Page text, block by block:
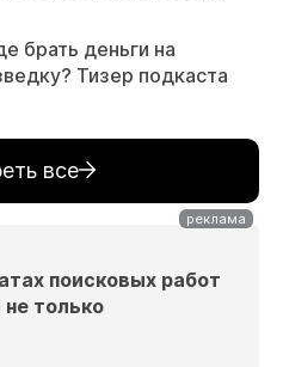
брать деньги на
Тизер подкаста
все
поисковых работ
только